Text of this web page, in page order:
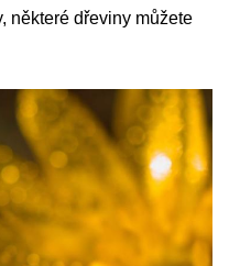
některé dřeviny můžete